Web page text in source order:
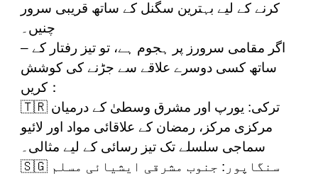
کرنے کے لیے بہترین سگنل کے ساتھ قریبی سرور
چنیں۔
– اگر مقامی سرورز پر ہجوم ہے، تو تیز رفتار کے
ساتھ کسی دوسرے علاقے سے جڑنے کی کوشش
کریں：
🇹🇷
ترکی: یورپ اور مشرق وسطیٰ کے درمیان
مرکزی مرکز، رمضان کے علاقائی مواد اور لائیو
سماجی سلسلے تک تیز رسائی کے لیے مثالی۔
🇸🇬
سنگاپور : جنوب مشرقی ایشیائی مسلم